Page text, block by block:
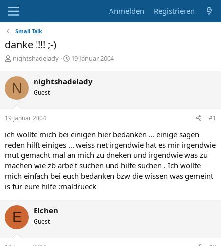
Anmelden Registrieren
Small Talk
danke !!!! ;-)
E
s
t
e
l
l
e
nightshadelady
E
t
l
m
19 Januar 2004
N nightshadelady
Guest
19 Januar 2004 #1
ich wollte mich bei einigen hier bedanken ... einige sagen
reden hilft einiges ... weiss net irgendwie hat es mir irgendwie
mut gemacht mal an mich zu dneken und irgendwie was zu
machen wie zb arbeit suchen und hilfe suchen . Ich wollte
mich einfach bei euch bedanken bzw die wissen was gemeint
is für eure hilfe :maldrueck
E Elchen
Guest